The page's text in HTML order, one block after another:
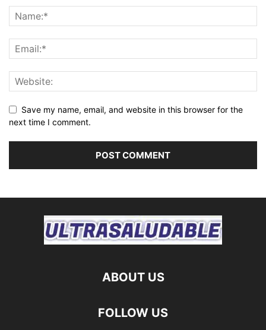
Save my name, email, and website in this browser for the
next time I comment.
ABOUT US
FOLLOW US